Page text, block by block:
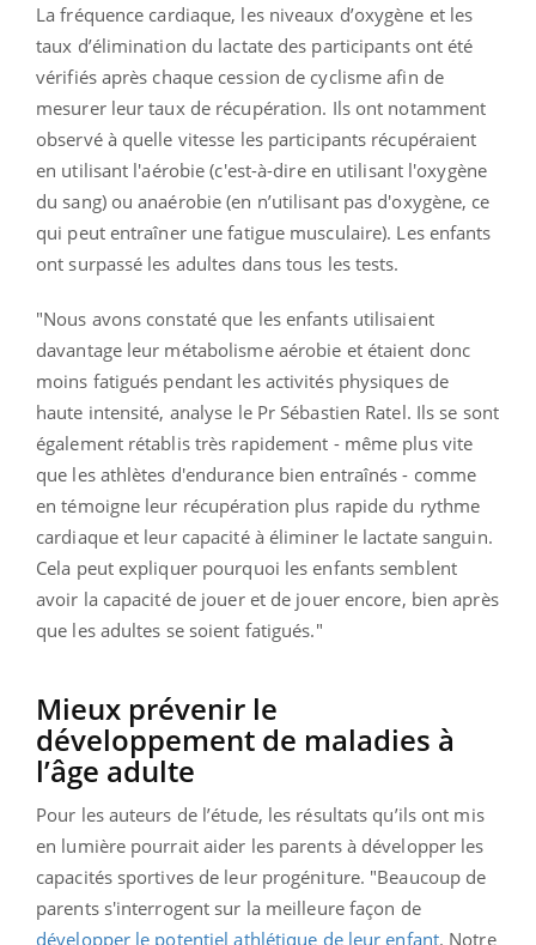
La fréquence cardiaque, les niveaux d’oxygène et les
taux d’élimination du lactate des participants ont été
vérifiés après chaque cession de cyclisme afin de
mesurer leur taux de récupération. Ils ont notamment
observé à quelle vitesse les participants récupéraient
en utilisant l'aérobie (c'est-à-dire en utilisant l'oxygène
du sang) ou anaérobie (en n’utilisant pas d'oxygène, ce
qui peut entraîner une fatigue musculaire). Les enfants
ont surpassé les adultes dans tous les tests.
"Nous avons constaté que les enfants utilisaient
davantage leur métabolisme aérobie et étaient donc
moins fatigués pendant les activités physiques de
haute intensité, analyse le Pr Sébastien Ratel. Ils se sont
également rétablis très rapidement - même plus vite
que les athlètes d'endurance bien entraînés - comme
en témoigne leur récupération plus rapide du rythme
cardiaque et leur capacité à éliminer le lactate sanguin.
Cela peut expliquer pourquoi les enfants semblent
avoir la capacité de jouer et de jouer encore, bien après
que les adultes se soient fatigués."
Mieux prévenir le
développement de maladies à
l’âge adulte
Pour les auteurs de l’étude, les résultats qu’ils ont mis
en lumière pourrait aider les parents à développer les
capacités sportives de leur progéniture. "Beaucoup de
parents s'interrogent sur la meilleure façon de
développer le potentiel athlétique de leur enfant. Notre